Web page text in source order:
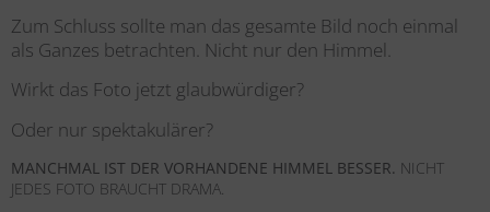
Zum Schluss sollte man das gesamte Bild noch einmal
als Ganzes betrachten. Nicht nur den Himmel.
Wirkt das Foto jetzt glaubwürdiger?
Oder nur spektakulärer?
MANCHMAL IST DER VORHANDENE HIMMEL BESSER. NICHT
JEDES FOTO BRAUCHT DRAMA.